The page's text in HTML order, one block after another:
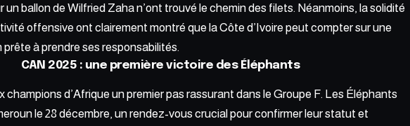
un ballon de Wilfried Zaha n’ont trouvé le chemin des filets. Néanmoins, la solidité
offensive ont clairement montré que la Côte d’Ivoire peut compter sur une
à prendre ses responsabilités.
CAN 2025 : une première victoire des Éléphants
champions d’Afrique un premier pas rassurant dans le Groupe F. Les Éléphants
le 28 décembre, un rendez-vous crucial pour confirmer leur statut et